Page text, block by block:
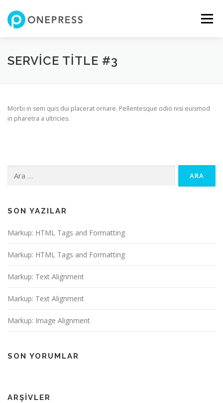
geç
Menü
SERVICE TITLE #3
Morbi in sem quis dui placerat ornare. Pellentesque odio nisi euismod
in pharetra a ultricies.
SON YAZILAR
Markup: HTML Tags and Formatting
Markup: HTML Tags and Formatting
Markup: Text Alignment
Markup: Text Alignment
Markup: Image Alignment
SON YORUMLAR
ARŞIVLER